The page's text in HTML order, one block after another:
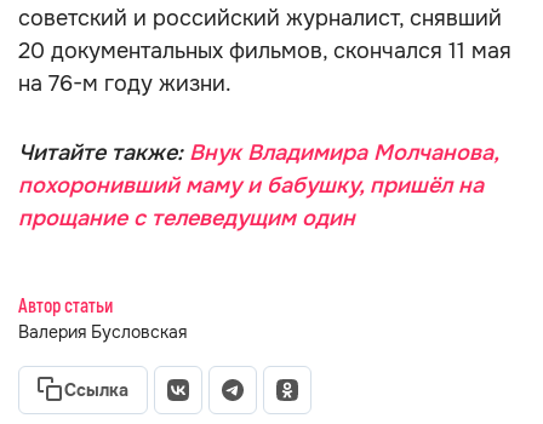
советский и российский журналист, снявший
20 документальных фильмов, скончался 11 мая
на 76-м году жизни.
Читайте также:Внук Владимира Молчанова,
похоронивший маму и бабушку, пришёл на
прощание с телеведущим один
Автор статьи
Валерия Бусловская
Ссылка